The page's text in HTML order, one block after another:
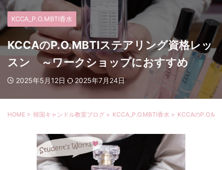
KCCA_P.O.MBTI香水
KCCAのP.O.MBTIステアリング資格レッ
スン ～ワークショップにおすすめ
2025年5月12日 2025年7月24日
HOME > 韓国キャンドル教室ブログ > KCCA_P.O.MBTI香水 > KCCAの